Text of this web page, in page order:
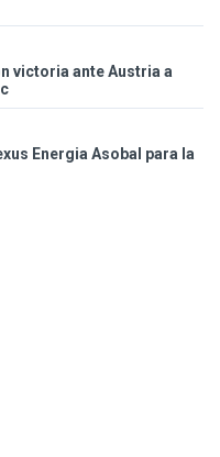
victoria ante Austria a
Energia Asobal para la